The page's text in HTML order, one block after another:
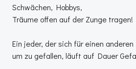
Schwächen, Hobbys,
Träume offen auf der Zunge tragen!
Ein jeder, der sich für einen
um zu gefallen, läuft auf Dauer